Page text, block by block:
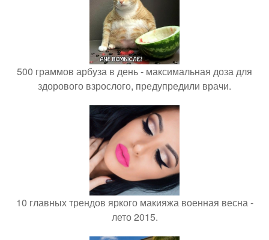
500 граммов арбуза в день - максимальная доза для
здорового взрослого, предупредили врачи.
10 главных трендов яркого макияжа военная весна -
лето 2015.